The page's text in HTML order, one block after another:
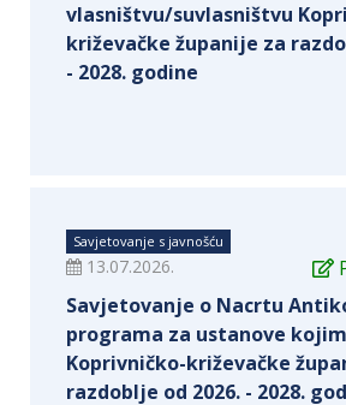
vlasništvu/suvlasništvu
križevačke županije za
- 2028. godine
Savjetovanje s javnošću
13.07.2026.
Savjetovanje o Nacrtu
programa za ustanove
Koprivničko-križevačke
razdoblje od 2026. - 2028.